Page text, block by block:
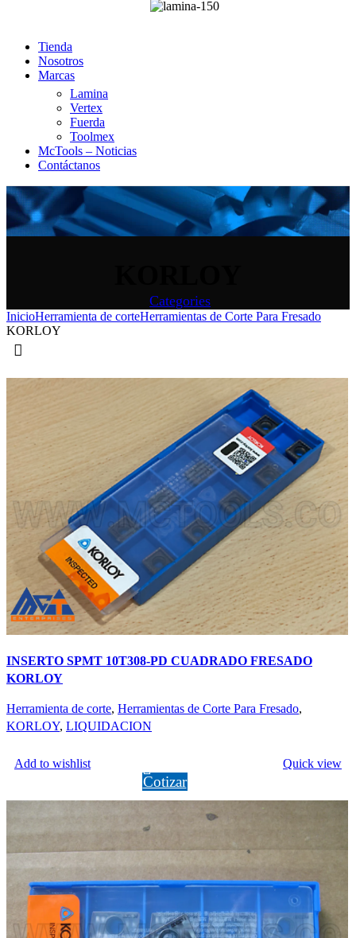
Tienda
Nosotros
Marcas
Lamina
Vertex
Fuerda
Toolmex
McTools – Noticias
Contáctanos
Categories
InicioHerramienta de corteHerramientas de Corte Para Fresado
KORLOY
INSERTO SPMT 10T308-PD CUADRADO FRESADO
KORLOY
Herramienta de corte, Herramientas de Corte Para Fresado,
KORLOY, LIQUIDACION
Add to wishlist
Cotizar
Quick view